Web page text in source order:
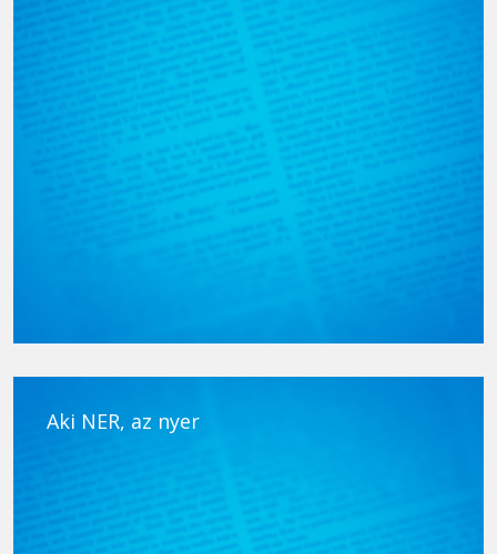
Aki NER, az nyer